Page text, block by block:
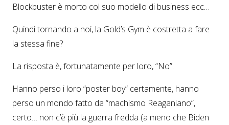
Blockbuster è morto col suo modello di business ecc…
Quindi tornando a noi, la Gold’s Gym è costretta a fare
la stessa fine?
La risposta è, fortunatamente per loro, “No”.
Hanno perso i loro “poster boy” certamente, hanno
perso un mondo fatto da “machismo Reaganiano”,
certo… non c’è più la guerra fredda (a meno che Biden